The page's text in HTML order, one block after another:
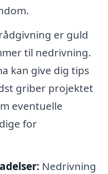
er guld
til nedrivning.
kan give dig tips
griber projektet
eventuelle
for
Nedrivning